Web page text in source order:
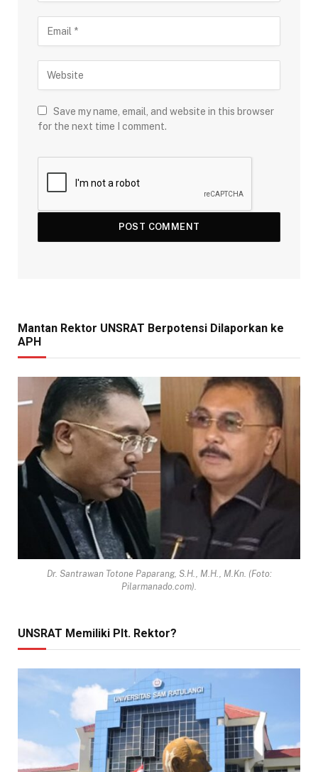
Save my name, email, and website in this browser
for the next time I comment.
Mantan Rektor UNSRAT Berpotensi Dilaporkan ke
APH
Dr. Santrawan Totone Paparang, S.H., M.H., M.Kn. (Foto:
Pilarmanado.com).
UNSRAT Memiliki Plt. Rektor?